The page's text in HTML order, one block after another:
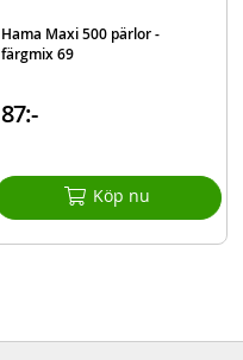
Hama Maxi 500 pärlor -
färgmix 69
87:-
Köp nu